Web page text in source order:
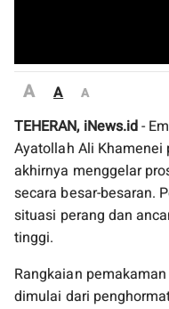
A A A
TEHERAN, iNews.id-
Ayatollah Ali Khamenei
akhirnya menggelar
secara besar-besaran.
situasi perang dan
tinggi.
Rangkaian
dimulai dari